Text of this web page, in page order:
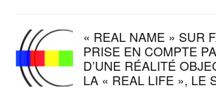
« REAL NAME » SUR
PRISE EN COMPTE
D’UNE RÉALITÉ
LA « REAL LIFE », LE